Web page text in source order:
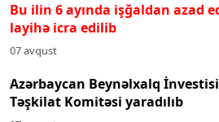
Bu ilin 6 ayında işğaldan azad
layihə icra edilib
07 avqust
Azərbaycan Beynəlxalq
Təşkilat Komitəsi yaradılıb